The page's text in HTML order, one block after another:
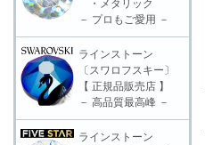
・メタリック
－ プロもご愛用 －
ラインストーン
〔スワロフスキー〕
【 正規品販売店 】
－ 高品質最高峰 －
ラインストーン